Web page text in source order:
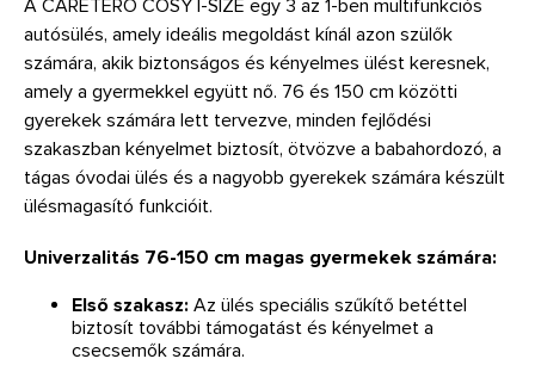
A CARETERO COSY I-SIZE egy 3 az 1-ben multifunkciós
autósülés, amely ideális megoldást kínál azon szülők
számára, akik biztonságos és kényelmes ülést keresnek,
amely a gyermekkel együtt nő. 76 és 150 cm közötti
gyerekek számára lett tervezve, minden fejlődési
szakaszban kényelmet biztosít, ötvözve a babahordozó, a
tágas óvodai ülés és a nagyobb gyerekek számára készült
ülésmagasító funkcióit.
Univerzalitás 76-150 cm magas gyermekek számára:
Első szakasz: Az ülés speciális szűkítő betéttel
biztosít további támogatást és kényelmet a
csecsemők számára.